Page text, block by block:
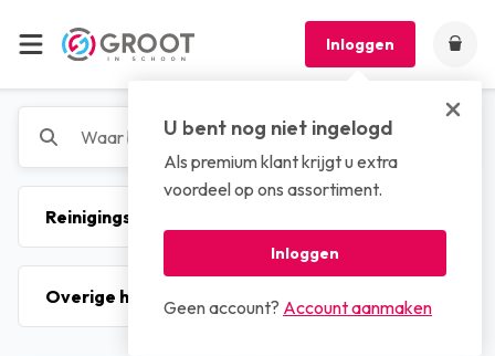
Inloggen
U bent nog niet ingelogd
Als premium klant krijgt u extra
voordeel op ons assortiment.
Inloggen
Geen account? Account aanmaken